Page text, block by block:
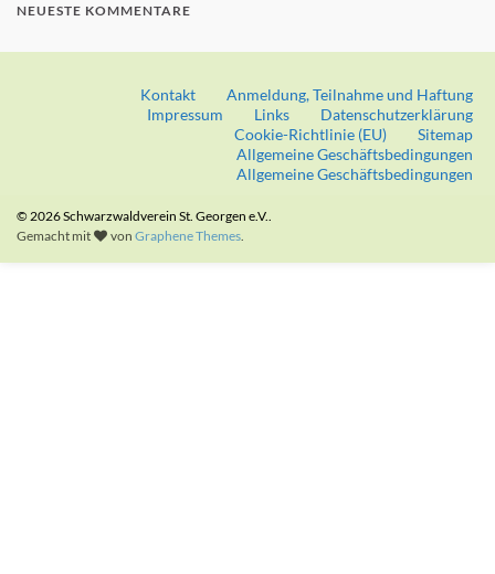
NEUESTE KOMMENTARE
Kontakt
Anmeldung, Teilnahme und Haftung
Impressum
Links
Datenschutzerklärung
Cookie-Richtlinie (EU)
Sitemap
Allgemeine Geschäftsbedingungen
Allgemeine Geschäftsbedingungen
© 2026 Schwarzwaldverein St. Georgen e.V..
Gemacht mit
vonGraphene Themes